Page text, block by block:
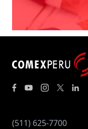
(511) 625-7700